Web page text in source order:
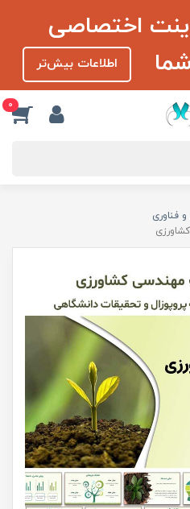
اختصاصی
اطلاعات بیش‌تر
0
فناوری